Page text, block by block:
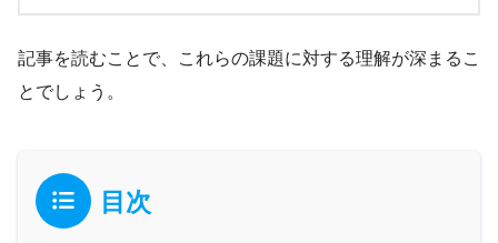
記事を読むことで、これらの課題に対する理解が深まるこ
とでしょう。
目次